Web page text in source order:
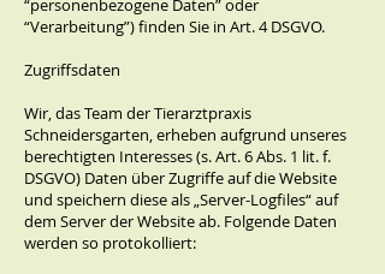
“personenbezogene Daten” oder
“Verarbeitung”) finden Sie in Art. 4 DSGVO.
Zugriffsdaten
Wir, das Team der Tierarztpraxis
Schneidersgarten, erheben aufgrund unseres
berechtigten Interesses (s. Art. 6 Abs. 1 lit. f.
DSGVO) Daten über Zugriffe auf die Website
und speichern diese als „Server-Logfiles“ auf
dem Server der Website ab. Folgende Daten
werden so protokolliert: